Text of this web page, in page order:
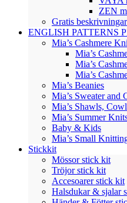
ZEN
Gratis beskrivningar
ENGLISH PATTERNS
Mia’s Cashmere
Mia’s
Mia’s
Mia’s
Mia’s Beanies
Mia’s Sweater and
Mia’s Shawls,
Mia’s Summer
Baby & Kids
Mia’s Small
Stickkit
Mössor stick kit
Tröjor stick kit
Accesoarer stick kit
Halsdukar & sjalar